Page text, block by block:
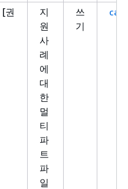
[권
지
원
사
례
에
대
한
멀
티
파
트
파
일
쓰
기